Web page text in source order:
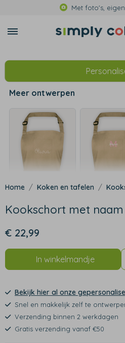
Met foto's,
Meer ontwerpen
Koken en tafelen
Kookschort met
€ 22,99
In winkelmandje
Bekijk hier al onze
Snel en makkelijk zelf te
Verzending binnen 2 werkdagen
Gratis verzending vanaf €50